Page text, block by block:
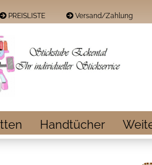
PREISLISTE Versand/Zahlung
Passwort
Handtücher